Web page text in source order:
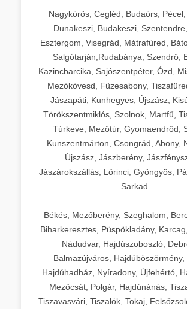
Nagykörös, Cegléd, Budaörs, Pécel,
Dunakeszi, Budakeszi,
Esztergom, Visegrád, Mátrafüred,
Salgótarján,Rudabánya, Szendrő,
Kazincbarcika, Sajószentpéter, Ózd,
Mezőkövesd, Füzesabony,
Jászapáti, Kunhegyes, Újszász,
Törökszentmiklós, Szolnok, Martfű,
Túrkeve, Mezőtúr, Gyomaendrőd,
Kunszentmárton, Csongrád, Abony,
Újszász, Jászberény,
Jászárokszállás, Lőrinci, Gyöngyös,
Sarkad
Békés, Mezőberény, Szeghalom,
Biharkeresztes, Püspökladány,
Nádudvar, Hajdúszoboszló,
Balmazújváros, Hajdúböszörmény,
Hajdúhadház, Nyíradony, Újfehértó,
Mezőcsát, Polgár, Hajdúnánás,
Tiszavasvári, Tiszalök, Tokaj,